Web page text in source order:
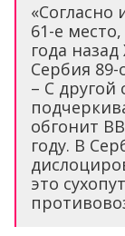
«Согласно
61-е
года
Сербия
– С
обгонит
году. В
это